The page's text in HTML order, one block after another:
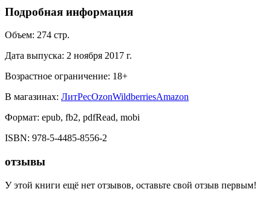
Подробная информация
Объем: 274 стр.
Дата выпуска: 2 ноября 2017 г.
Возрастное ограничение: 18+
В магазинах: ЛитРесOzonWildberriesAmazon
Формат: epub, fb2, pdfRead, mobi
ISBN: 978-5-4485-8556-2
отзывы
У этой книги ещё нет отзывов, оставьте свой отзыв первым!